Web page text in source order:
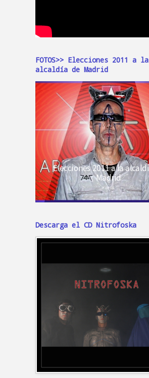
FOTOS>> Elecciones 2011 a la
alcaldía de Madrid
Descarga el CD Nitrofoska